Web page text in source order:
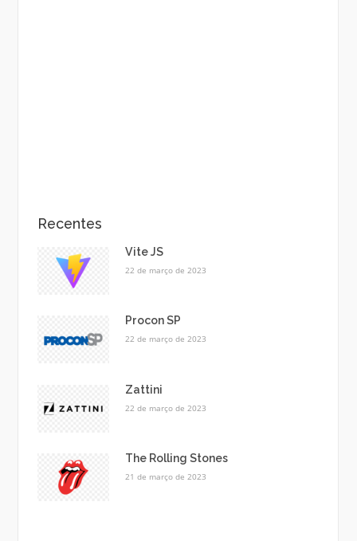
Recentes
Vite JS
22 de março de 2023
Procon SP
22 de março de 2023
Zattini
22 de março de 2023
The Rolling Stones
21 de março de 2023